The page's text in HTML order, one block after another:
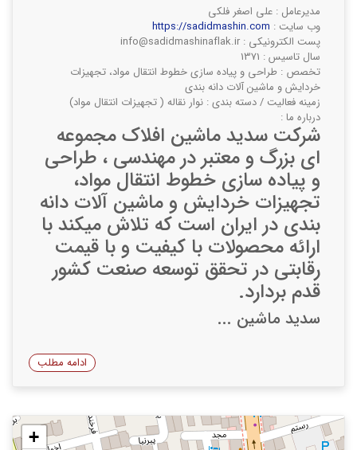
مدیرعامل : علی اصغر فلکی
وب سایت :
پست الکترونیکی : info@sadidmashinaflak.ir
سال تاسیس : 1371
تخصص : طراحی و پیاده سازی خطوط انتقال مواد، تجهیزات
خردایش و ماشین آلات دانه بندی
زمینه فعالیت / دسته بندی : نوار نقاله ( تجهیزات انتقال مواد)
درباره ما :
شرکت سدید ماشین افلاک مجموعه
ای بزرگ و معتبر در مهندسی ، طراحی
و پیاده سازی خطوط انتقال مواد،
تجهیزات خردایش و ماشین آلات دانه
بندی در ایران است که تلاش میکند با
ارائه محصولات با کیفیت و با قیمت
رقابتی در تحقق توسعه صنعت کشور
قدم بردارد.
سدید ماشین ...
ادامه مطلب
+